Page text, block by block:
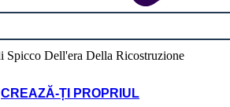
CREAZĂ-ȚI PROPRIUL